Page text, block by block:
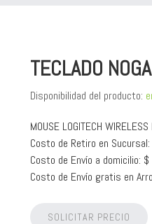
TECLADO
Disponibilidad del producto:
MOUSE LOGITECH
Costo de Retiro en
Costo de Envío a domicilio:
Costo de Envío gratis en
SOLICITAR PRECIO